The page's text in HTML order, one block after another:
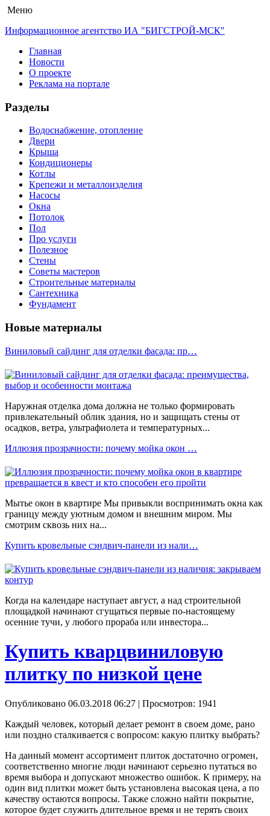
Меню
Информационное агентство ИА "БИГСТРОЙ-МСК"
Главная
Новости
О проекте
Реклама на портале
Разделы
Водоснабжение, отопление
Двери
Крыша
Кондиционеры
Котлы
Крепежи и металлоизделия
Насосы
Окна
Потолок
Пол
Про услуги
Полезное
Стены
Советы мастеров
Строительные материалы
Сантехника
Фундамент
Новые материалы
Виниловый сайдинг для отделки фасада: пр…
Наружная отделка дома должна не только формировать
привлекательный облик здания, но и защищать стены от
осадков, ветра, ультрафиолета и температурных...
Иллюзия прозрачности: почему мойка окон …
Мытье окон в квартире Мы привыкли воспринимать окна как
границу между уютным домом и внешним миром. Мы
смотрим сквозь них на...
Купить кровельные сэндвич-панели из нали…
Когда на календаре наступает август, а над строительной
площадкой начинают сгущаться первые по-настоящему
осенние тучи, у любого прораба или инвестора...
Купить кварцвиниловую
плитку по низкой цене
Опубликовано 06.03.2018 06:27 | Просмотров: 1941
Каждый человек, который делает ремонт в своем доме, рано
или поздно сталкивается с вопросом: какую плитку выбрать?
На данный момент ассортимент плиток достаточно огромен,
соответственно многие люди начинают серьезно путаться во
время выбора и допускают множество ошибок. К примеру, на
один вид плитки может быть установлена высокая цена, а по
качеству остаются вопросы. Также сложно найти покрытие,
которое будет служить длительное время и не терять своих